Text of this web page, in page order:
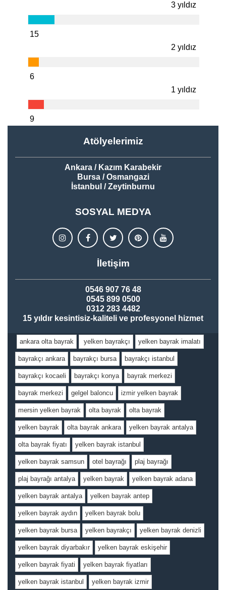
3 yıldız
15
2 yıldız
6
1 yıldız
9
Atölyelerimiz
Ankara / Kazım Karabekir
Bursa / Osmangazi
İstanbul / Zeytinburnu
SOSYAL MEDYA
İletişim
0546 907 76 48
0545 899 0500
0312 283 4482
15 yıldır kesintisiz-kaliteli ve profesyonel hizmet
ankara olta bayrak yelken bayrakçı yelken bayrak imalatı
bayrakçı ankara bayrakçı bursa bayrakçı istanbul
bayrakçı kocaeli bayrakçı konya bayrak merkezi
bayrak merkezi gelgel baloncu izmir yelken bayrak
mersin yelken bayrak olta bayrak olta bayrak
yelken bayrak olta bayrak ankara yelken bayrak antalya
olta bayrak fiyatı yelken bayrak istanbul
yelken bayrak samsun otel bayrağı plaj bayrağı
plaj bayrağı antalya yelken bayrak yelken bayrak adana
yelken bayrak antalya yelken bayrak antep
yelken bayrak aydın yelken bayrak bolu
yelken bayrak bursa yelken bayrakçı yelken bayrak denizli
yelken bayrak diyarbakır yelken bayrak eskişehir
yelken bayrak fiyati yelken bayrak fiyatları
yelken bayrak istanbul yelken bayrak izmir